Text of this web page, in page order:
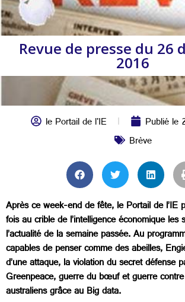
Revue de presse du 26
2016
le Portail de l'IE Publié le
Brève
Après ce week-end de fête, le Portail de l’IE
fois au crible de l’intelligence économique les
l’actualité de la semaine passée. Au
capables de penser comme des abeilles,
d’une attaque, la violation du secret défense
Greenpeace, guerre du bœuf et guerre
australiens grâce au Big data.